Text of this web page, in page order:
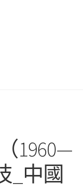
1960—
_中國